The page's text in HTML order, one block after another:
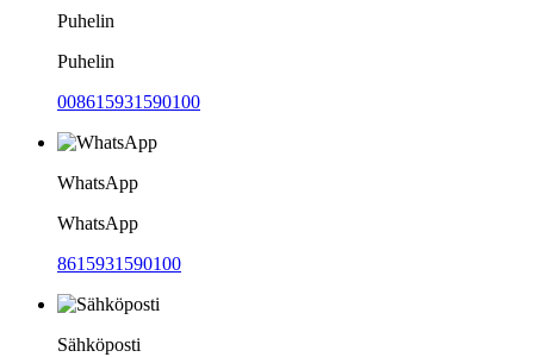
Puhelin
Puhelin
008615931590100
WhatsApp
WhatsApp
8615931590100
Sähköposti